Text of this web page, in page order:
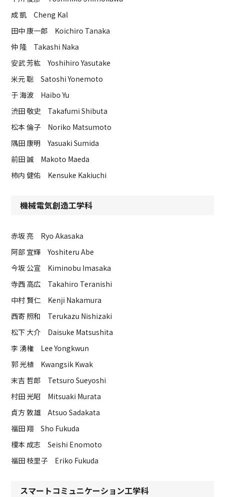
成 凱 Cheng Kal
田中 康一郎 Koichiro Tanaka
仲 隆 Takashi Naka
安武 芳紘 Yoshihiro Yasutake
米元 聡 Satoshi Yonemoto
于 海波 Haibo Yu
渋田 敬史 Takafumi Shibuta
松本 倫子 Noriko Matsumoto
隅田 康明 Yasuaki Sumida
前田 誠 Makoto Maeda
柿内 健佑 Kensuke Kakiuchi
機械電気創造工学科
赤坂 亮 Ryo Akasaka
阿部 宜輝 Yoshiteru Abe
今坂 公宣 Kiminobu Imasaka
寺西 高広 Takahiro Teranishi
中村 賢仁 Kenji Nakamura
西寄 照和 Terukazu Nishizaki
松下 大介 Daisuke Matsushita
李 湧権 Lee Yongkwun
郭 光植 Kwangsik Kwak
末吉 哲郎 Tetsuro Sueyoshi
村田 光昭 Mitsuaki Murata
貞方 敦雄 Atsuo Sadakata
福田 翔 Sho Fukuda
榎本 成志 Seishi Enomoto
福田 枝里子 Eriko Fukuda
スマートコミュニケーション工学科